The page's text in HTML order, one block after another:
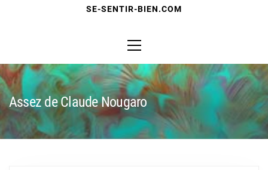
SE-SENTIR-BIEN.COM
Menu
Assez de Claude Nougaro